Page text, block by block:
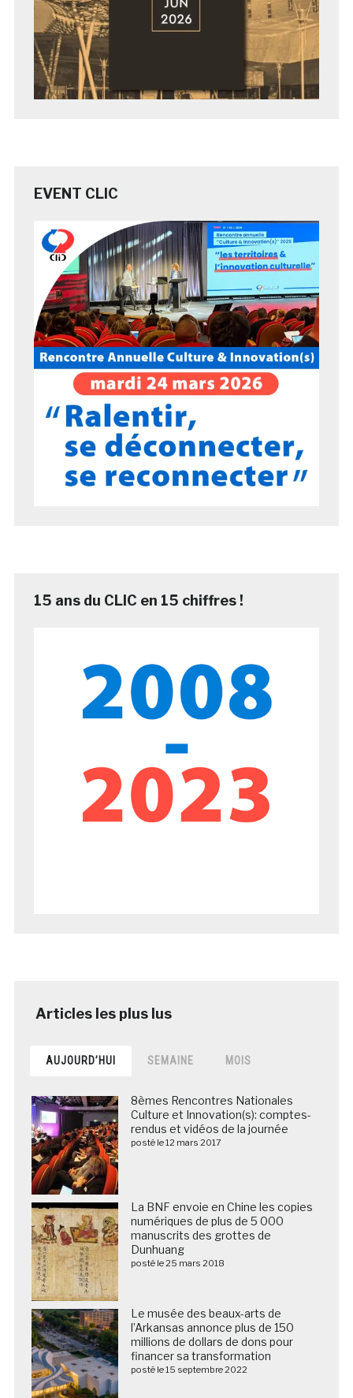
EVENT CLIC
15 ans du CLIC en 15 chiffres !
AUJOURD’HUI SEMAINE MOIS
8èmes Rencontres Nationales
Culture et Innovation(s): comptes-
rendus et vidéos de la journée
posté le 12 mars 2017
La BNF envoie en Chine les copies
numériques de plus de 5 000
manuscrits des grottes de
Dunhuang
posté le 25 mars 2018
Le musée des beaux-arts de
l’Arkansas annonce plus de 150
millions de dollars de dons pour
financer sa transformation
posté le 15 septembre 2022